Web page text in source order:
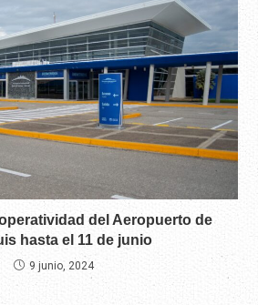
del Aeropuerto de
hasta el 11 de junio
9 junio, 2024